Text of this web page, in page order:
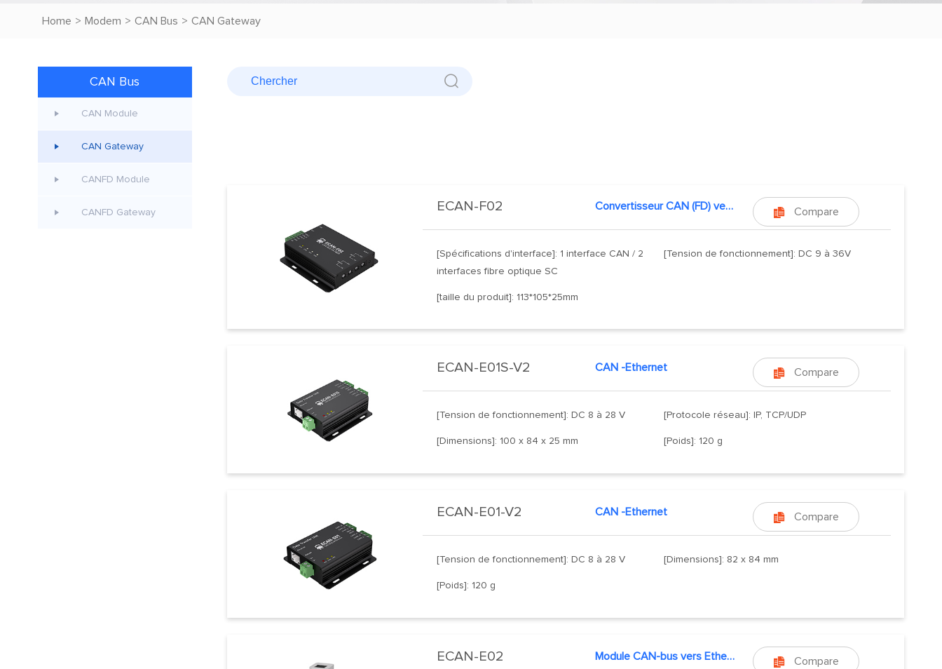
Home > Modem > CAN Bus > CAN Gateway
CAN Bus
CAN Module
CAN Gateway
CANFD Module
CANFD Gateway  Compare
ECAN-F02 Convertisseur CAN (FD) vers fibre optique
[Spécifications d'interface]: 1 interface CAN / 2
interfaces fibre optique SC
[Tension de fonctionnement]: DC 9 à 36V
[taille du produit]: 113*105*25mm
 Compare
ECAN-E01S-V2 CAN -Ethernet
[Tension de fonctionnement]: DC 8 à 28 V [Protocole réseau]: IP, TCP/UDP
[Dimensions]: 100 x 84 x 25 mm [Poids]: 120 g
 Compare
ECAN-E01-V2 CAN -Ethernet
[Tension de fonctionnement]: DC 8 à 28 V [Dimensions]: 82 x 84 mm
[Poids]: 120 g
 Compare
ECAN-E02 Module CAN-bus vers Ethernet